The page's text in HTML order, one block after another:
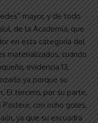
mayor, y de todo
de la Academia, que
en esta categoría del
materializados, cuando
evidencia 13,
ya porque su
El tercero, por su parte,
con ocho goles,
ya que su escuadra